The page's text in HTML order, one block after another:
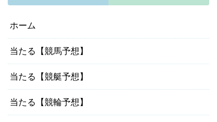
ホーム
当たる【競馬予想】
当たる【競艇予想】
当たる【競輪予想】